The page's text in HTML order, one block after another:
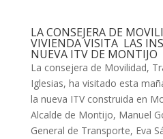
LA CONSEJERA DE
VIVIENDA VISITA LAS
NUEVA ITV DE MONTIJO
La consejera de Movilidad,
Iglesias, ha visitado esta
la nueva ITV construida en
Alcalde de Montijo, Manuel
General de Transporte, Eva